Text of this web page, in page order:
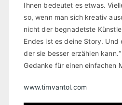
Ihnen bedeutet es etwas.
so, wenn man sich kreativ
nicht der begnadetste
Endes ist es deine Story. Und
der sie besser erzählen
Gedanke für einen einfachen
www.timvantol.com